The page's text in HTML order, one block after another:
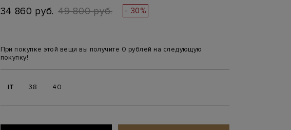
34 860 руб. 49 800 руб. - 30%
При покупке этой вещи вы получите 0 рублей на следующую
покупку!
IT 38 40